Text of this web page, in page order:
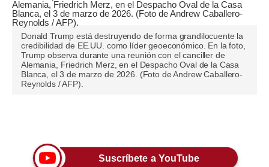
Donald Trump está destruyendo de forma grandilocuente la
credibilidad de EE.UU. como líder geoeconómico. En la foto,
Trump observa durante una reunión con el canciller de
Alemania, Friedrich Merz, en el Despacho Oval de la Casa
Blanca, el 3 de marzo de 2026. (Foto de Andrew Caballero-
Reynolds / AFP).
Suscríbete a YouTube